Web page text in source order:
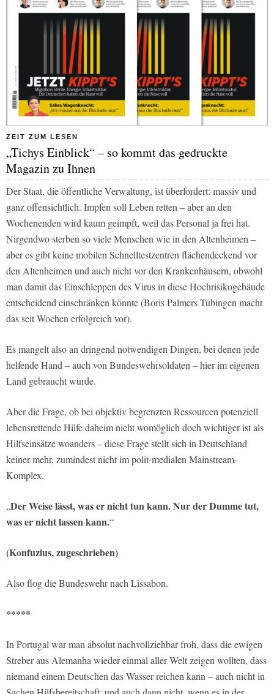
ZEIT ZUM LESEN
„Tichys Einblick“ – so kommt das gedruckte
Magazin zu Ihnen
Der Staat, die öffentliche Verwaltung, ist überfordert: massiv und
ganz offensichtlich. Impfen soll Leben retten – aber an den
Wochenenden wird kaum geimpft, weil das Personal ja frei hat.
Nirgendwo sterben so viele Menschen wie in den Altenheimen –
aber es gibt keine mobilen Schnelltestzentren flächendeckend vor
den Altenheimen und auch nicht vor den Krankenhäusern, obwohl
man damit das Einschleppen des Virus in diese Hochrisikogebäude
entscheidend einschränken könnte (Boris Palmers Tübingen macht
das seit Wochen erfolgreich vor).
Es mangelt also an dringend notwendigen Dingen, bei denen jede
helfende Hand – auch von Bundeswehrsoldaten – hier im eigenen
Land gebraucht würde.
Aber die Frage, ob bei objektiv begrenzten Ressourcen potenziell
lebensrettende Hilfe daheim nicht womöglich doch wichtiger ist als
Hilfseinsätze woanders – diese Frage stellt sich in Deutschland
keiner mehr, zumindest nicht im polit-medialen Mainstream-
Komplex.
„Der Weise lässt, was er nicht tun kann. Nur der Dumme tut,
was er nicht lassen kann.“
(Konfuzius, zugeschrieben)
Also flog die Bundeswehr nach Lissabon.
*****
In Portugal war man absolut nachvollziehbar froh, dass die ewigen
Streber aus Alemanha wieder einmal aller Welt zeigen wollten, dass
niemand einem Deutschen das Wasser reichen kann – auch nicht in